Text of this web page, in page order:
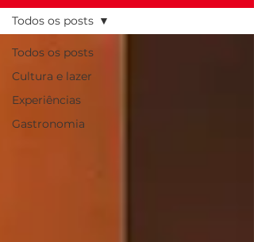
Todos os posts
Cultura e lazer
Experiências
Gastronomia
Todos os posts